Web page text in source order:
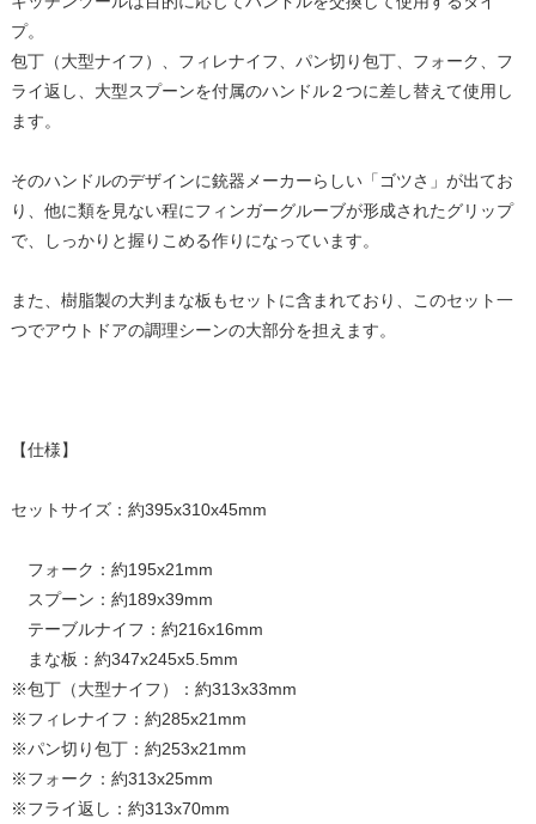
プ。
包丁（大型ナイフ）、フィレナイフ、パン切り包丁、フォーク、フ
ライ返し、大型スプーンを付属のハンドル２つに差し替えて使用し
ます。
そのハンドルのデザインに銃器メーカーらしい「ゴツさ」が出てお
り、他に類を見ない程にフィンガーグルーブが形成されたグリップ
で、しっかりと握りこめる作りになっています。
また、樹脂製の大判まな板もセットに含まれており、このセット一
つでアウトドアの調理シーンの大部分を担えます。
【仕様】
セットサイズ：約395x310x45mm
フォーク：約195x21mm
スプーン：約189x39mm
テーブルナイフ：約216x16mm
まな板：約347x245x5.5mm
※包丁（大型ナイフ）：約313x33mm
※フィレナイフ：約285x21mm
※パン切り包丁：約253x21mm
※フォーク：約313x25mm
※フライ返し：約313x70mm